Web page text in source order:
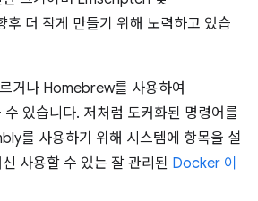
더 작게 만들기 위해 노력하고 있습
거나 Homebrew를 사용하여
있습니다. 저처럼 도커화된 명령어를
를 사용하기 위해 시스템에 항목을 설
사용할 수 있는 잘 관리된 Docker 이